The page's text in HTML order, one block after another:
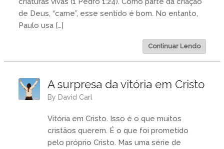
de Deus, “carne”, esse sentido é bom. No entanto,
Paulo usa […]
Continuar Lendo
A surpresa da vitória em Cristo
by David Carl
Vitória em Cristo. Isso é o que muitos
cristãos querem. É o que foi prometido
pelo próprio Cristo. Mas uma série de